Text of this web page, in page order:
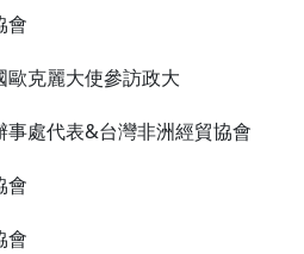
會
歐克麗大使參訪政大
事處代表&台灣非洲經貿協會
會
會